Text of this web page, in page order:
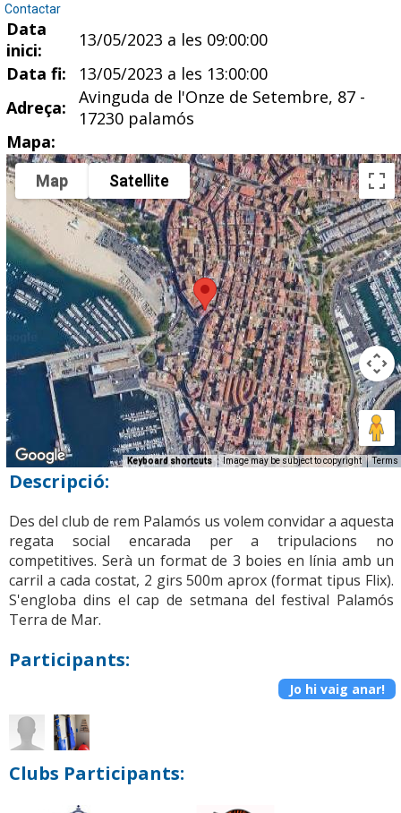
Contactar
Data
inici:
13/05/2023 a les 09:00:00
Data fi:
13/05/2023 a les 13:00:00
Adreça:
Avinguda de l'Onze de Setembre, 87 -
17230 palamós
Mapa:
Map Satellite
Keyboard shortcuts Image may be subject to copyright Terms
Descripció:
Des del club de rem Palamós us volem convidar a aquesta
regata social encarada per a tripulacions no
competitives. Serà un format de 3 boies en línia amb un
carril a cada costat, 2 girs 500m aprox (format tipus Flix).
S'engloba dins el cap de setmana del festival Palamós
Terra de Mar.
Participants:
Jo hi vaig anar!
Clubs Participants: